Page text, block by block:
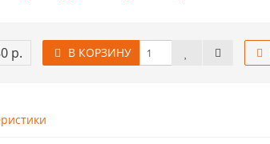
р. В КОРЗИНУ